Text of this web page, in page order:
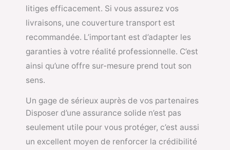
litiges efficacement. Si vous assurez vos
livraisons, une couverture transport est
recommandée. L’important est d’adapter les
garanties à votre réalité professionnelle. C’est
ainsi qu’une offre sur-mesure prend tout son
sens.
Un gage de sérieux auprès de vos partenaires
Disposer d’une assurance solide n’est pas
seulement utile pour vous protéger, c’est aussi
un excellent moyen de renforcer la crédibilité